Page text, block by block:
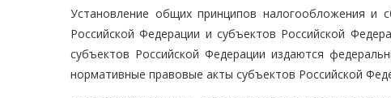
Установление общих принципов налогообложения и
Российской Федерации и субъектов Российской
субъектов Российской Федерации издаются
нормативные правовые акты субъектов Российской